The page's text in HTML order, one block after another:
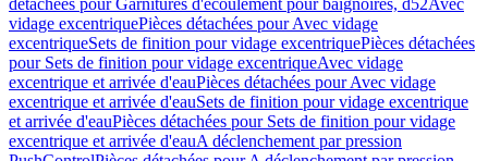
détachées pour Garnitures d'écoulement pour baignoires, d52Avec
vidage excentriquePièces détachées pour Avec vidage
excentriqueSets de finition pour vidage excentriquePièces détachées
pour Sets de finition pour vidage excentriqueAvec vidage
excentrique et arrivée d'eauPièces détachées pour Avec vidage
excentrique et arrivée d'eauSets de finition pour vidage excentrique
et arrivée d'eauPièces détachées pour Sets de finition pour vidage
excentrique et arrivée d'eauA déclenchement par pression